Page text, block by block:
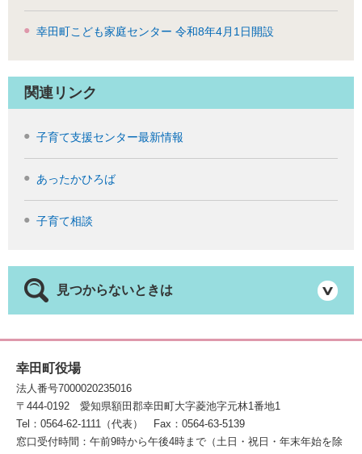
幸田町こども家庭センター 令和8年4月1日開設
関連リンク
子育て支援センター最新情報
あったかひろば
子育て相談
見つからないときは
幸田町役場
法人番号7000020235016
〒444-0192
愛知県額田郡幸田町大字菱池字元林1番地1
Tel：0564-62-1111（代表）
Fax：0564-63-5139
窓口受付時間：午前9時から午後4時まで（土日・祝日・年末年始を除